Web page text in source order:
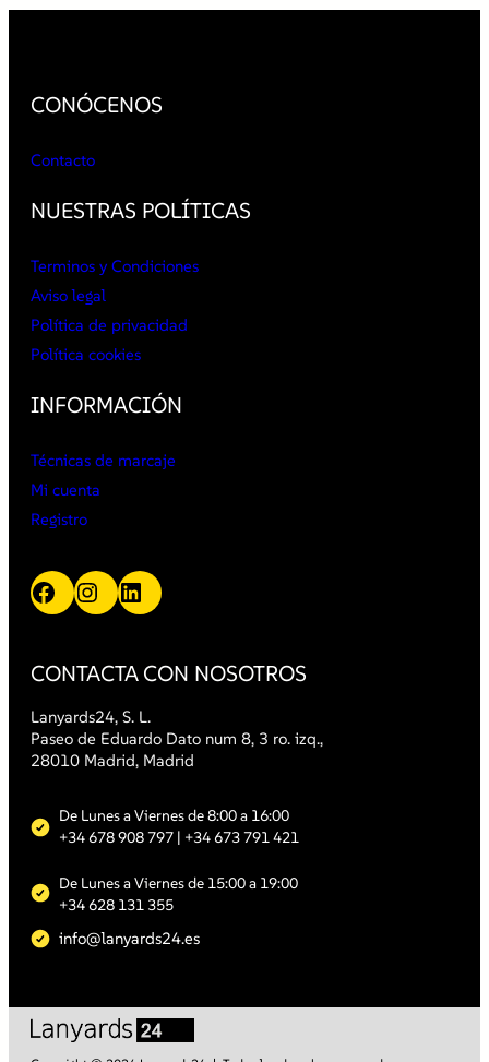
CONÓCENOS
Contacto
NUESTRAS POLÍTICAS
Terminos y Condiciones
Aviso legal
Política de privacidad
Política cookies
INFORMACIÓN
Técnicas de marcaje
Mi cuenta
Registro
Facebook Instagram LinkedIn
CONTACTA CON NOSOTROS
Lanyards24, S. L.
Paseo de Eduardo Dato num 8, 3 ro. izq.,
28010 Madrid, Madrid
De Lunes a Viernes de 8:00 a 16:00
+34 678 908 797 | +34 673 791 421
De Lunes a Viernes de 15:00 a 19:00
+34 628 131 355
info@lanyards24.es